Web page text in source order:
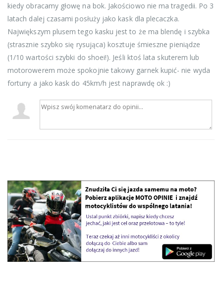
kiedy obracamy głowę na bok. Jakościowo nie ma tragedii. Po 3
latach dalej czasami posłuży jako kask dla plecaczka.
Największym plusem tego kasku jest to że ma blendę i szybka
(strasznie szybko się rysująca) kosztuje śmieszne pieniądze
(1/10 wartości szybki do shoei!). Jeśli ktoś lata skuterem lub
motorowerem może spokojnie takowy garnek kupić- nie wyda
fortuny a jako kask do 45km/h jest naprawdę ok :)